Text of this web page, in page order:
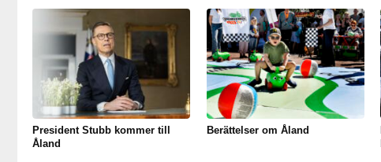
President Stubb kommer till
Åland
Berättelser om Åland